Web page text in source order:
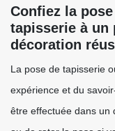
Confiez la
tapisserie à un
décoration
La pose de tapisserie
expérience et du
être effectuée dans un